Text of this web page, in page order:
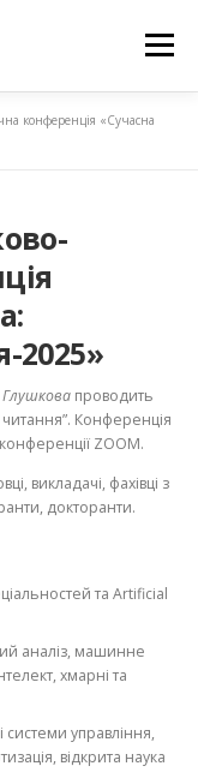
Меню
конференція «Сучасна
2025»
Глушкова проводить
Конференція
ZOOM.
викладачі, фахівці з
докторанти.
та Artificial
аналіз, машинне
хмарні та
системи управління,
відкрита наука